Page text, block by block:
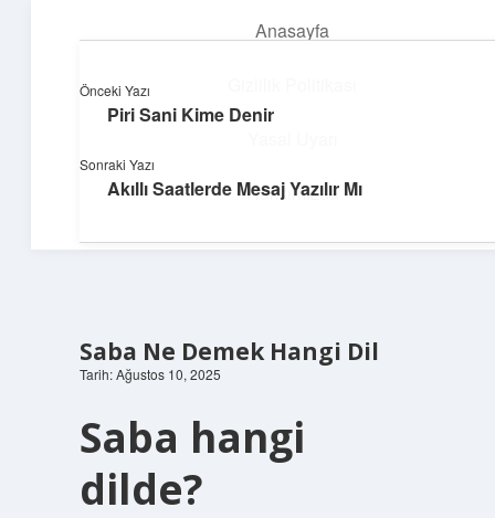
Anasayfa
Hakkımızda
Işıltılı önerilerle hayatını canlandır!
Saba Ne Demek Hangi Dil
Tarih: Ağustos 10, 2025
Saba hangi
dilde?
Önceki Yazı
Piri Sani Kime Denir
Sonraki Yazı
Akıllı Saatlerde Mesaj Yazılır Mı